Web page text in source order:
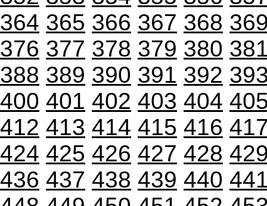
364 365 366 367 368
376 377 378 379 380
388 389 390 391 392
400 401 402 403 404
412 413 414 415 416
424 425 426 427 428
436 437 438 439 440